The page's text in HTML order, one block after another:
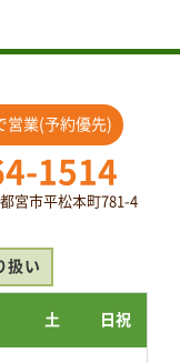
営業(予約優先)
1514
宮市平松本町781-4
扱い
土 日祝